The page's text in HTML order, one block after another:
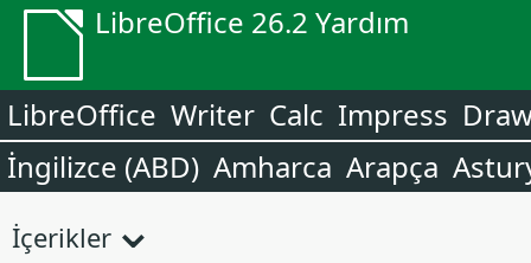
LibreOffice 26.2 Yardım
LibreOffice Writer Calc Impress
İngilizce (ABD) Amharca Arapça
İçerikler